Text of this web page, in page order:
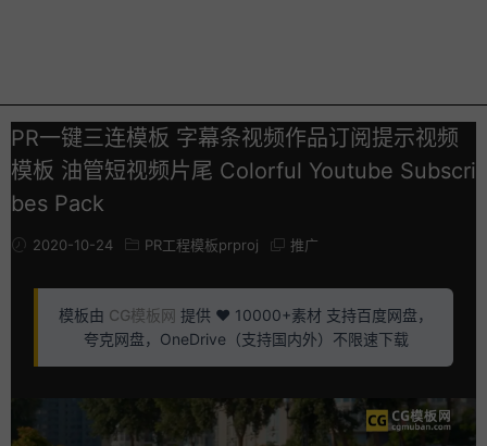
PR一键三连模板 字幕条视频作品订阅提示视频
模板 油管短视频片尾 Colorful Youtube Subscri
bes Pack
2020-10-24 PR工程模板prproj 推广
模板由 CG模板网 提供 ❤️ 10000+素材 支持百度网盘，
夸克网盘，OneDrive（支持国内外）不限速下载